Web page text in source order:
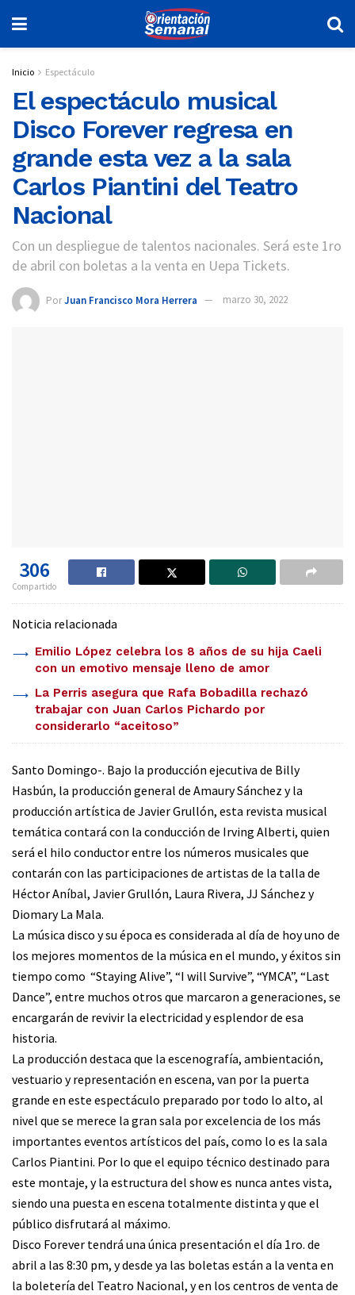
Inicio Espectáculo
El espectáculo musical
Disco Forever regresa en
grande esta vez a la sala
Carlos Piantini del Teatro
Nacional
Con un despliegue de talentos nacionales. Será este 1ro
de abril con boletas a la venta en Uepa Tickets.
PorJuan Francisco Mora Herrera marzo 30, 2022
306
Compartido
Noticia relacionada
Emilio López celebra los 8 años de su hija Caeli
con un emotivo mensaje lleno de amor
La Perris asegura que Rafa Bobadilla rechazó
trabajar con Juan Carlos Pichardo por
considerarlo “aceitoso”
Santo Domingo-. Bajo la producción ejecutiva de Billy
Hasbún, la producción general de Amaury Sánchez y la
producción artística de Javier Grullón, esta revista musical
temática contará con la conducción de Irving Alberti, quien
será el hilo conductor entre los números musicales que
contarán con las participaciones de artistas de la talla de
Héctor Aníbal, Javier Grullón, Laura Rivera, JJ Sánchez y
Diomary La Mala.
La música disco y su época es considerada al día de hoy uno de
los mejores momentos de la música en el mundo, y éxitos sin
tiempo como “Staying Alive”, “I will Survive”, “YMCA”, “Last
Dance”, entre muchos otros que marcaron a generaciones, se
encargarán de revivir la electricidad y esplendor de esa
historia.
La producción destaca que la escenografía, ambientación,
vestuario y representación en escena, van por la puerta
grande en este espectáculo preparado por todo lo alto, al
nivel que se merece la gran sala por excelencia de los más
importantes eventos artísticos del país, como lo es la sala
Carlos Piantini. Por lo que el equipo técnico destinado para
este montaje, y la estructura del show es nunca antes vista,
siendo una puesta en escena totalmente distinta y que el
público disfrutará al máximo.
Disco Forever tendrá una única presentación el día 1ro. de
abril a las 8:30 pm, y desde ya las boletas están a la venta en
la boletería del Teatro Nacional, y en los centros de venta de